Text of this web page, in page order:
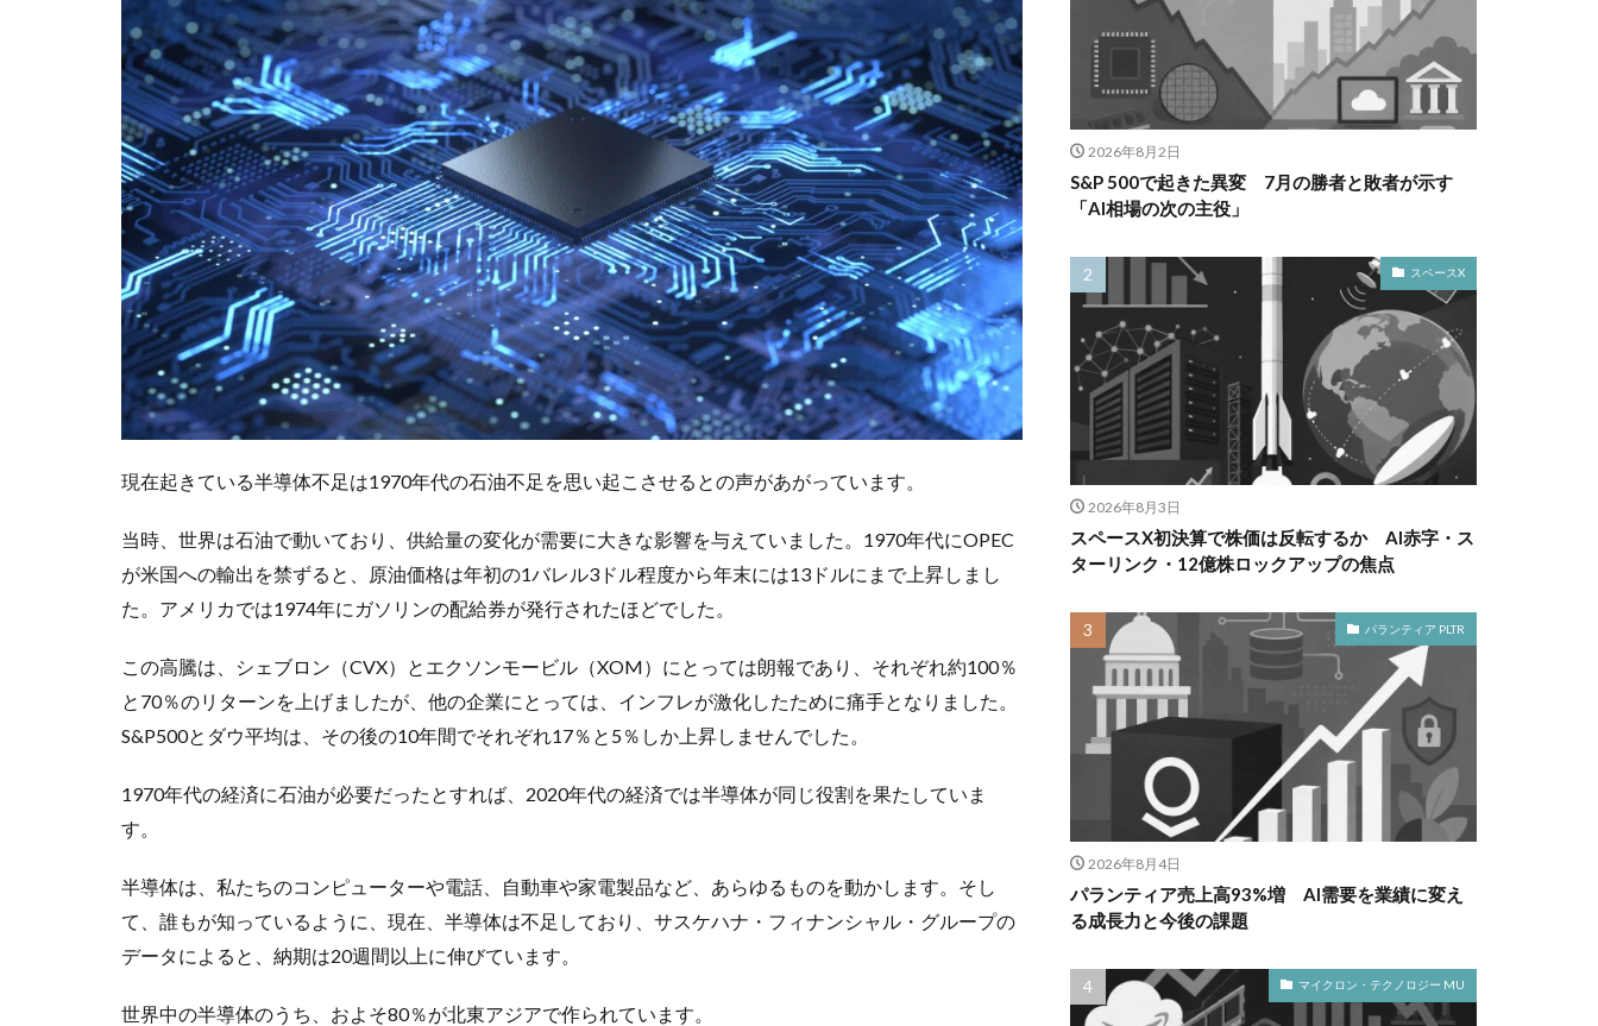
現在起きている半導体不足は1970年代の石油不足を思い起こさせるとの声があがっています。
当時、世界は石油で動いており、供給量の変化が需要に大きな影響を与えていました。1970年代にOPEC
が米国への輸出を禁ずると、原油価格は年初の1バレル3ドル程度から年末には13ドルにまで上昇しまし
た。アメリカでは1974年にガソリンの配給券が発行されたほどでした。
この高騰は、シェブロン（CVX）とエクソンモービル（XOM）にとっては朗報であり、それぞれ約100％
と70％のリターンを上げましたが、他の企業にとっては、インフレが激化したために痛手となりました。
S&P500とダウ平均は、その後の10年間でそれぞれ17％と5％しか上昇しませんでした。
1970年代の経済に石油が必要だったとすれば、2020年代の経済では半導体が同じ役割を果たしていま
す。
半導体は、私たちのコンピューターや電話、自動車や家電製品など、あらゆるものを動かします。そし
て、誰もが知っているように、現在、半導体は不足しており、サスケハナ・フィナンシャル・グループの
データによると、納期は20週間以上に伸びています。
世界中の半導体のうち、およそ80％が北東アジアで作られています。
2026年8月2日
S&P 500で起きた異変 7月の勝者と敗者が示す
「AI相場の次の主役」
スペースX
2026年8月3日
スペースX初決算で株価は反転するか AI赤字・ス
ターリンク・12億株ロックアップの焦点
パランティア PLTR
2026年8月4日
パランティア売上高93%増 AI需要を業績に変え
る成長力と今後の課題
マイクロン・テクノロジー MU